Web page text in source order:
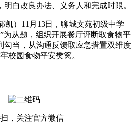
白改良办法、义务人和完成时限。
）11月13日，聊城文苑初级中学
为从题，组织开展餐厅评断取食物平
勾当，从沟通反馈取应急措置双维度
校园食物平安樊篱。
，关注官方微信